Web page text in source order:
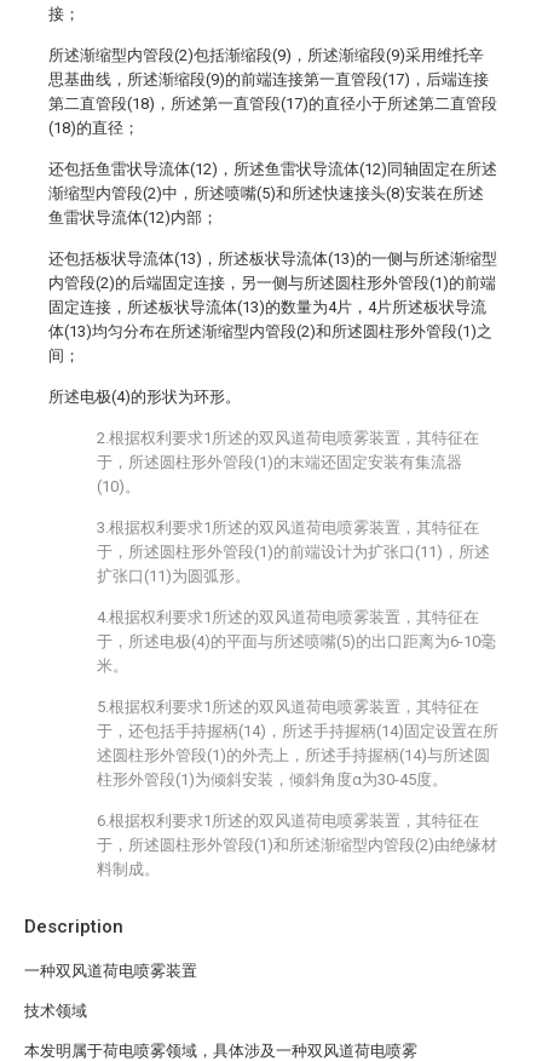
Description
一种双风道荷电喷雾装置
技术领域
本发明属于荷电喷雾领域，具体涉及一种双风道荷电喷雾
接；
所述渐缩型内管段(2)包括渐缩段(9)，所述渐缩段(9)采用维托辛
思基曲线，所述渐缩段(9)的前端连接第一直管段(17)，后端连接
第二直管段(18)，所述第一直管段(17)的直径小于所述第二直管段
(18)的直径；
还包括鱼雷状导流体(12)，所述鱼雷状导流体(12)同轴固定在所述
渐缩型内管段(2)中，所述喷嘴(5)和所述快速接头(8)安装在所述
鱼雷状导流体(12)内部；
还包括板状导流体(13)，所述板状导流体(13)的一侧与所述渐缩型
内管段(2)的后端固定连接，另一侧与所述圆柱形外管段(1)的前端
固定连接，所述板状导流体(13)的数量为4片，4片所述板状导流
体(13)均匀分布在所述渐缩型内管段(2)和所述圆柱形外管段(1)之
间；
所述电极(4)的形状为环形。
2.根据权利要求1所述的双风道荷电喷雾装置，其特征在
于，所述圆柱形外管段(1)的末端还固定安装有集流器
(10)。
3.根据权利要求1所述的双风道荷电喷雾装置，其特征在
于，所述圆柱形外管段(1)的前端设计为扩张口(11)，所述
扩张口(11)为圆弧形。
4.根据权利要求1所述的双风道荷电喷雾装置，其特征在
于，所述电极(4)的平面与所述喷嘴(5)的出口距离为6-10毫
米。
5.根据权利要求1所述的双风道荷电喷雾装置，其特征在
于，还包括手持握柄(14)，所述手持握柄(14)固定设置在所
述圆柱形外管段(1)的外壳上，所述手持握柄(14)与所述圆
柱形外管段(1)为倾斜安装，倾斜角度α为30-45度。
6.根据权利要求1所述的双风道荷电喷雾装置，其特征在
于，所述圆柱形外管段(1)和所述渐缩型内管段(2)由绝缘材
料制成。